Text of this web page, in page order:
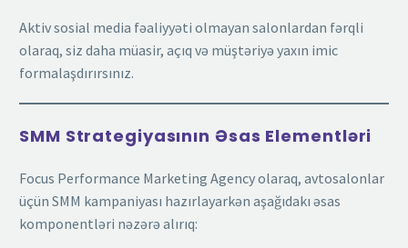
Aktiv sosial media fəaliyyəti olmayan salonlardan fərqli
olaraq, siz daha müasir, açıq və müştəriyə yaxın imic
formalaşdırırsınız.
SMM Strategiyasının Əsas Elementləri
Focus Performance Marketing Agency olaraq, avtosalonlar
üçün SMM kampaniyası hazırlayarkən aşağıdakı əsas
komponentləri nəzərə alırıq: